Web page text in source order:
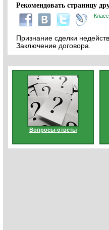
Рекомендовать страницу
Признание сделки
Заключение договора.
Вопросы-ответы